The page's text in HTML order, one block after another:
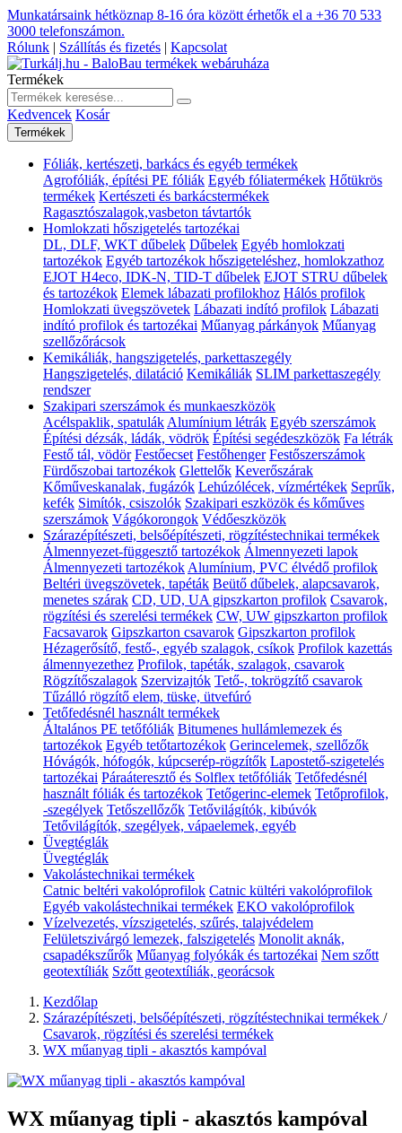
Munkatársaink hétköznap 8-16 óra között érhetők el a +36 70 533
3000 telefonszámon.
Rólunk | Szállítás és fizetés | Kapcsolat
Termékek
Kedvencek Kosár
Termékek
Fóliák, kertészeti, barkács és egyéb termékek
Agrofóliák, építési PE fóliák Egyéb fóliatermékek Hőtükrös
termékek Kertészeti és barkácstermékek
Ragasztószalagok,vasbeton távtartók
Homlokzati hőszigetelés tartozékai
DL, DLF, WKT dűbelek Dűbelek Egyéb homlokzati
tartozékok Egyéb tartozékok hőszigeteléshez, homlokzathoz
EJOT H4eco, IDK-N, TID-T dűbelek EJOT STRU dűbelek
és tartozékok Elemek lábazati profilokhoz Hálós profilok
Homlokzati üvegszövetek Lábazati indító profilok Lábazati
indító profilok és tartozékai Műanyag párkányok Műanyag
szellőzőrácsok
Kemikáliák, hangszigetelés, parkettaszegély
Hangszigetelés, dilatáció Kemikáliák SLIM parkettaszegély
rendszer
Szakipari szerszámok és munkaeszközök
Acélspaklik, spatulák Alumínium létrák Egyéb szerszámok
Építési dézsák, ládák, vödrök Építési segédeszközök Fa létrák
Festő tál, vödör Festőecset Festőhenger Festőszerszámok
Fürdőszobai tartozékok Glettelők Keverőszárak
Kőműveskanalak, fugázók Lehúzólécek, vízmértékek Seprűk,
kefék Simítók, csiszolók Szakipari eszközök és kőműves
szerszámok Vágókorongok Védőeszközök
Szárazépítészeti, belsőépítészeti, rögzítéstechnikai termékek
Álmennyezet-függesztő tartozékok Álmennyezeti lapok
Álmennyezeti tartozékok Alumínium, PVC élvédő profilok
Beltéri üvegszövetek, tapéták Beütő dűbelek, alapcsavarok,
menetes szárak CD, UD, UA gipszkarton profilok Csavarok,
rögzítési és szerelési termékek CW, UW gipszkarton profilok
Facsavarok Gipszkarton csavarok Gipszkarton profilok
Hézagerősítő, festő-, egyéb szalagok, csíkok Profilok kazettás
álmennyezethez Profilok, tapéták, szalagok, csavarok
Rögzítőszalagok Szervizajtók Tető-, tokrögzítő csavarok
Tűzálló rögzítő elem, tüske, ütvefúró
Tetőfedésnél használt termékek
Általános PE tetőfóliák Bitumenes hullámlemezek és
tartozékok Egyéb tetőtartozékok Gerincelemek, szellőzők
Hóvágók, hófogók, kúpcserép-rögzítők Lapostető-szigetelés
tartozékai Páraáteresztő és Solflex tetőfóliák Tetőfedésnél
használt fóliák és tartozékok Tetőgerinc-elemek Tetőprofilok,
-szegélyek Tetőszellőzők Tetővilágítók, kibúvók
Tetővilágítók, szegélyek, vápaelemek, egyéb
Üvegtéglák
Üvegtéglák
Vakolástechnikai termékek
Catnic beltéri vakolóprofilok Catnic kültéri vakolóprofilok
Egyéb vakolástechnikai termékek EKO vakolóprofilok
Vízelvezetés, vízszigetelés, szűrés, talajvédelem
Felületszivárgó lemezek, falszigetelés Monolit aknák,
csapadékszűrők Műanyag folyókák és tartozékai Nem szőtt
geotextíliák Szőtt geotextíliák, georácsok
Kezdőlap
Szárazépítészeti, belsőépítészeti, rögzítéstechnikai termékek /
Csavarok, rögzítési és szerelési termékek
WX műanyag tipli - akasztós kampóval
WX műanyag tipli - akasztós kampóval